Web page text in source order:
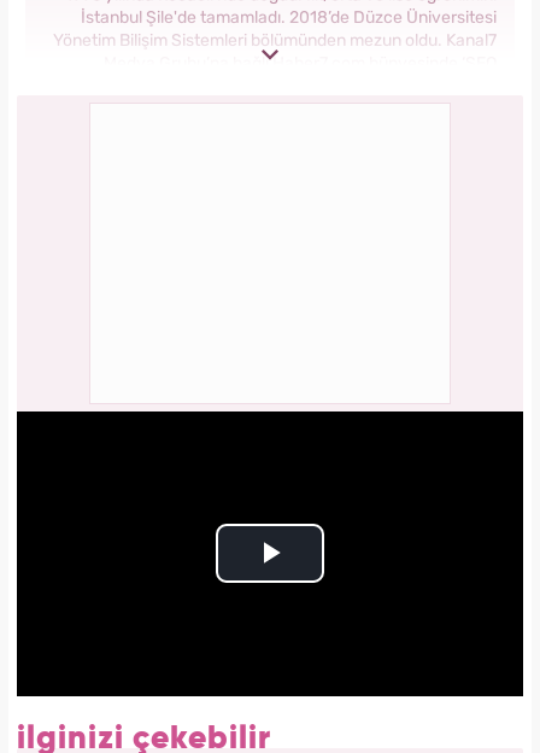
İstanbul Şile'de tamamladı. 2018’de Düzce Üniversitesi
Yönetim Bilişim Sistemleri bölümünden mezun oldu. Kanal7
Medya Grubu’na bağlı Haber7.com bünyesinde ‘SEO
ilginizi çekebilir